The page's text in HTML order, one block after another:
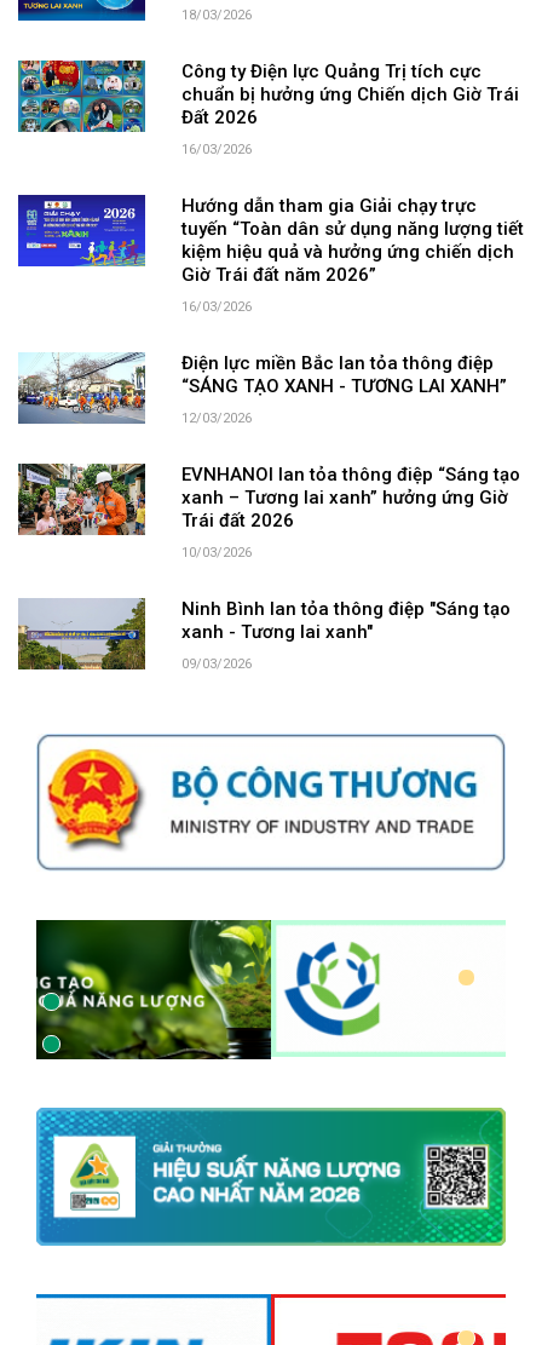
18/03/2026
Công ty Điện lực Quảng Trị tích cực
chuẩn bị hưởng ứng Chiến dịch Giờ Trái
Đất 2026
16/03/2026
Hướng dẫn tham gia Giải chạy trực
tuyến “Toàn dân sử dụng năng lượng tiết
kiệm hiệu quả và hưởng ứng chiến dịch
Giờ Trái đất năm 2026”
16/03/2026
Điện lực miền Bắc lan tỏa thông điệp
“SÁNG TẠO XANH - TƯƠNG LAI XANH”
12/03/2026
EVNHANOI lan tỏa thông điệp “Sáng tạo
xanh – Tương lai xanh” hưởng ứng Giờ
Trái đất 2026
10/03/2026
Ninh Bình lan tỏa thông điệp "Sáng tạo
xanh - Tương lai xanh"
09/03/2026